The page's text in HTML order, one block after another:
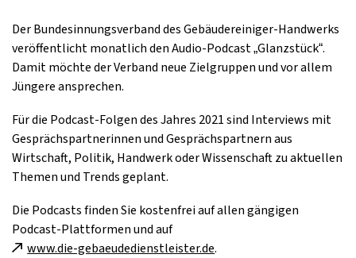
Der Bundesinnungsverband des Gebäudereiniger-Handwerks
veröffentlicht monatlich den Audio-Podcast „Glanzstück“.
Damit möchte der Verband neue Zielgruppen und vor allem
Jüngere ansprechen.
Für die Podcast-Folgen des Jahres 2021 sind Interviews mit
Gesprächspartnerinnen und Gesprächspartnern aus
Wirtschaft, Politik, Handwerk oder Wissenschaft zu aktuellen
Themen und Trends geplant.
Die Podcasts finden Sie kostenfrei auf allen gängigen
Podcast-Plattformen und auf
www.die-gebaeudedienstleister.de.